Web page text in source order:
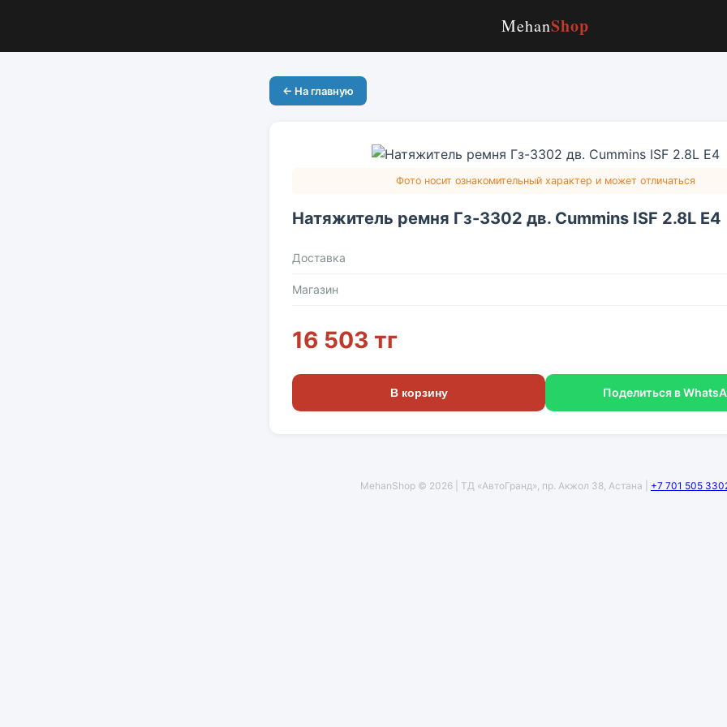
MehanShop
← На главную
Фото носит ознакомительный характер и может отличаться
Натяжитель ремня Гз-3302 дв. Cummins ISF 2.8L Е4
Доставка
Магазин
16 503 тг
В корзину Поделиться в
MehanShop © 2026 | ТД «АвтоГранд», пр. Акжол 38, Астана | +7 701 505